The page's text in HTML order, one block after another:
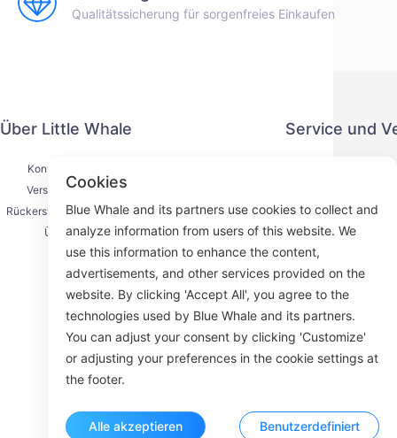
Qualitätssicherung für sorgenfreies Einkaufen
Über Little Whale
Kontaktiere uns
Versandprozess
Rückerstattungsprozess
Über uns
Service und
ROOM
Cookies
Blue Whale and its partners use cookies to collect and
analyze information from users of this website. We
use this information to enhance the content,
advertisements, and other services provided on the
website. By clicking 'Accept All', you agree to the
technologies used by Blue Whale and its partners.
You can adjust your consent by clicking 'Customize'
or adjusting your preferences in the cookie settings at
the footer.
Alle akzeptieren Benutzerdefiniert